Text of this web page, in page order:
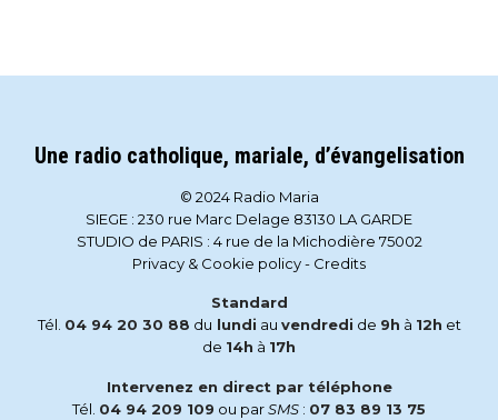
Une radio catholique, mariale, d’évangelisation
© 2024 Radio Maria
SIEGE : 230 rue Marc Delage 83130 LA GARDE
STUDIO de PARIS : 4 rue de la Michodière 75002
Privacy & Cookie policy- Credits
Standard
Tél. 04 94 20 30 88 du lundi au vendredi de 9h à 12h et
de 14h à 17h
Intervenez en direct par téléphone
Tél. 04 94 209 109 ou parSMS : 07 83 89 13 75